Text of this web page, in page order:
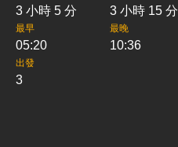
3 小時 5 分 3 小時 15 分
最早
05:20
最晚
10:36
出發
3